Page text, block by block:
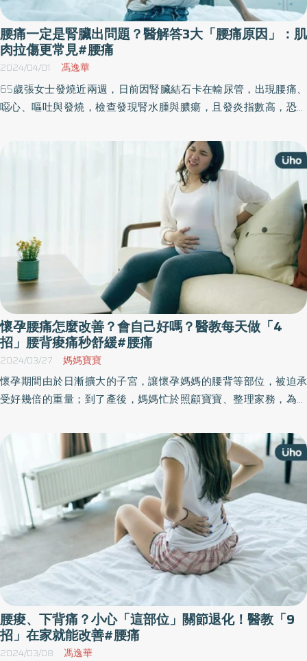
腰痛一定是腎臟出問題？醫解答3大「腰痛原因」：肌
肉拉傷更常見#腰痛
2024/04/01 馮逸華
65歲張女士發燒近兩週，日前因腎臟結石卡在輸尿管，出現腰痛、
噁心、嘔吐與發燒，檢查發現腎水腫與膿瘍，且發炎指數高，恐引
發炎指數都已恢復正常。衛福部台北醫院腎臟科醫師蔡亨政示警，
腰痛最常見3大原因造成，「但如果是腎臟出問題所造成，通常都較
懷孕腰痛怎麼改善？會自己好嗎？醫教每天做「4
招」腰背痠痛秒舒緩#腰痛
2024/03/27 媽媽寶寶
懷孕期間由於日漸擴大的子宮，讓懷孕媽媽的腰背等部位，被迫承
受好幾倍的重量；到了產後，媽媽忙於照顧寶寶、整理家務，為免
網》特選此篇，整理懷孕媽媽在孕期中出現的常見症狀，以及有效
腰痠、下背痛？小心「這部位」關節退化！醫教「9
招」在家就能改善#腰痛
2024/03/08 馮逸華